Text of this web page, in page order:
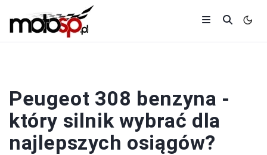
Peugeot 308 benzyna -
który silnik wybrać dla
najlepszych osiągów?